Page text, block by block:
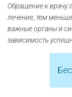
Обращение к врачу
лечение, тем
важные органы и
зависимость